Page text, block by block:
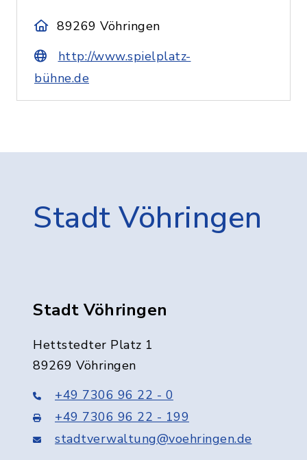
89269 Vöhringen
http://www.spielplatz-
bühne.de
Stadt Vöhringen
Stadt Vöhringen
Hettstedter Platz 1
89269 Vöhringen
+49 7306 96 22 - 0
+49 7306 96 22 - 199
stadtverwaltung@voehringen.de